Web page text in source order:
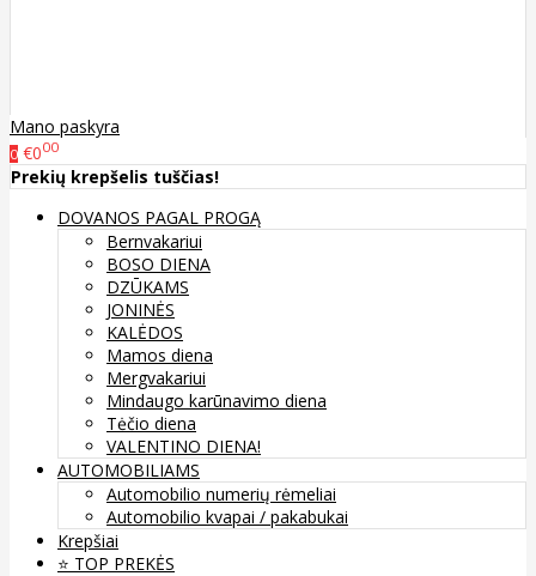
Mano paskyra
0 €000
Prekių krepšelis tuščias!
DOVANOS PAGAL PROGĄ
Bernvakariui
BOSO DIENA
DZŪKAMS
JONINĖS
KALĖDOS
Mamos diena
Mergvakariui
Mindaugo karūnavimo diena
Tėčio diena
VALENTINO DIENA!
AUTOMOBILIAMS
Automobilio numerių rėmeliai
Automobilio kvapai / pakabukai
Krepšiai
⭐️ TOP PREKĖS